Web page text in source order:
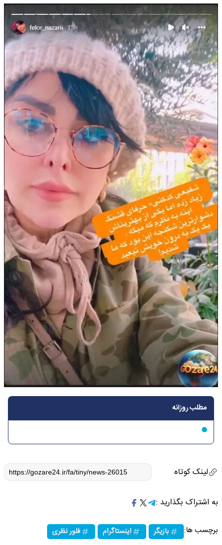
مطلب روزانه
لینک کوتاه
به اشتراک بگذارید :
برچسب ها: بازیگر اینستاگرام فلور نظری